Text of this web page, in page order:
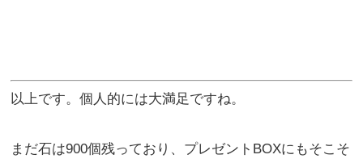
以上です。個人的には大満足ですね。
まだ石は900個残っており、プレゼントBOXにもそこそ